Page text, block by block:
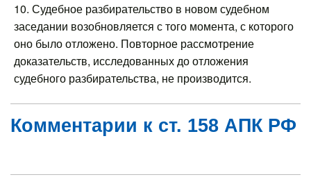
10. Судебное разбирательство в новом судебном
заседании возобновляется с того момента, с которого
оно было отложено. Повторное рассмотрение
доказательств, исследованных до отложения
судебного разбирательства, не производится.
Комментарии к ст. 158 АПК РФ